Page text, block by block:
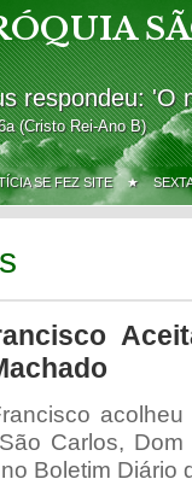
respondeu: 'O
(Cristo Rei-Ano B)
SE FEZ SITE ★
Carlos,
Boletim Diário